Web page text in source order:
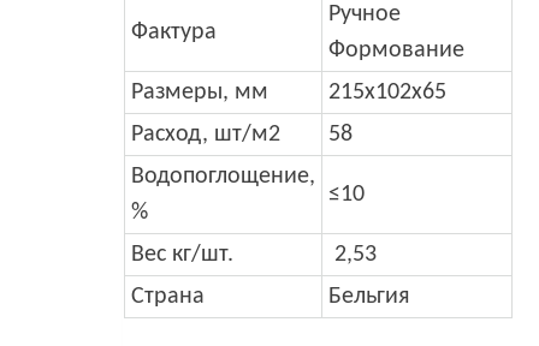
Фактура
Ручное
Формование
Размеры, мм
215x102x65
Расход, шт/м2
58
Водопоглощение,
%
≤10
Вес кг/шт.
2,53
Страна
Бельгия